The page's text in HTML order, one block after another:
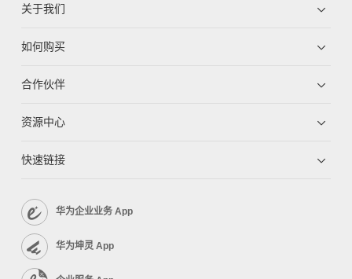
关于我们
如何购买
合作伙伴
资源中心
快速链接
华为企业业务 App
华为坤灵 App